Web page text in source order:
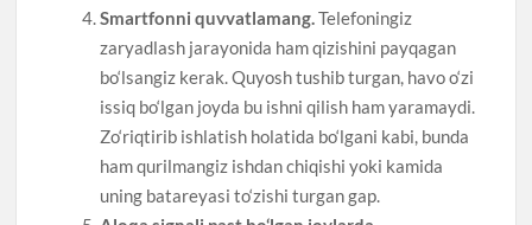
Smartfonni quvvatlamang.Telefoningiz
zaryadlash jarayonida ham qizishini payqagan
bo‘lsangiz kerak. Quyosh tushib turgan, havo o‘zi
issiq bo‘lgan joyda bu ishni qilish ham yaramaydi.
Zo‘riqtirib ishlatish holatida bo‘lgani kabi, bunda
ham qurilmangiz ishdan chiqishi yoki kamida
uning batareyasi to‘zishi turgan gap.